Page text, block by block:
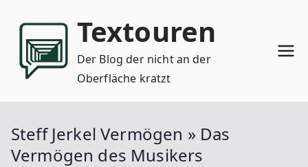
Inhalt
springen
Textouren
Der Blog der nicht an der
Oberfläche kratzt
Steff Jerkel Vermögen » Das
Vermögen des Musikers